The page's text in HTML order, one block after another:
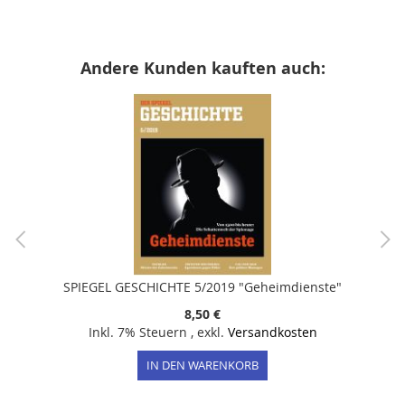
Andere Kunden kauften auch:
SPIEGEL GESCHICHTE 5/2019 "Geheimdienste"
8,50 €
Inkl. 7% Steuern , exkl. Versandkosten
IN DEN WARENKORB